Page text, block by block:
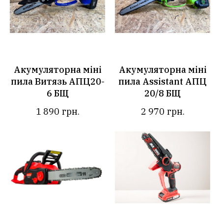
Акумуляторна міні
пила Витязь АПЦ20-
6 БЩ
1 890 грн.
Акумуляторна міні
пила Assistant АПЦ
20/8 БЩ
2 970 грн.